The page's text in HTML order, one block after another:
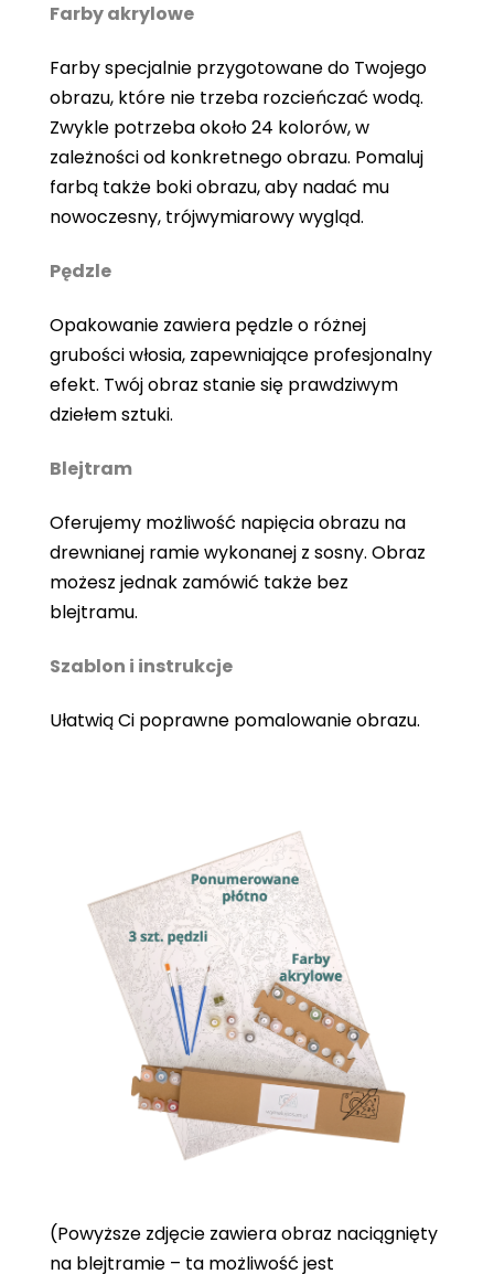
Farby akrylowe
Farby specjalnie przygotowane do Twojego
obrazu, które nie trzeba rozcieńczać wodą.
Zwykle potrzeba około 24 kolorów, w
zależności od konkretnego obrazu. Pomaluj
farbą także boki obrazu, aby nadać mu
nowoczesny, trójwymiarowy wygląd.
Pędzle
Opakowanie zawiera pędzle o różnej
grubości włosia, zapewniające profesjonalny
efekt. Twój obraz stanie się prawdziwym
dziełem sztuki.
Blejtram
Oferujemy możliwość napięcia obrazu na
drewnianej ramie wykonanej z sosny. Obraz
możesz jednak zamówić także bez
blejtramu.
Szablon i instrukcje
Ułatwią Ci poprawne pomalowanie obrazu.
(Powyższe zdjęcie zawiera obraz naciągnięty
na blejtramie – ta możliwość jest